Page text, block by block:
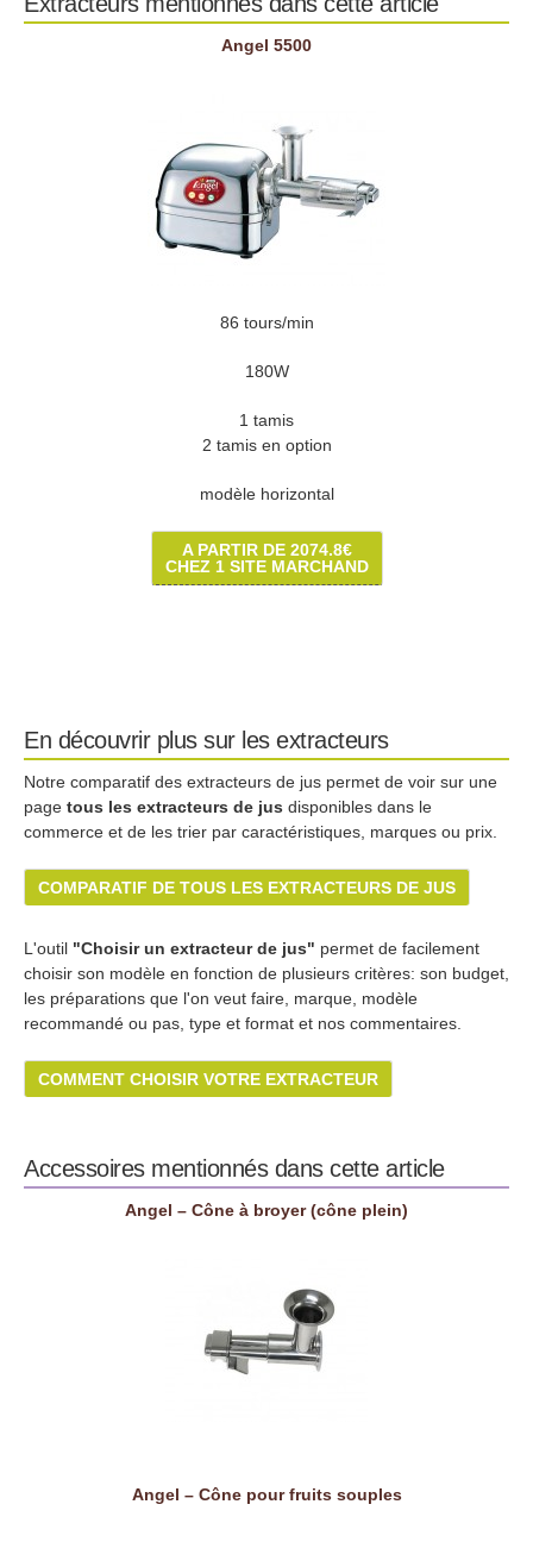
Angel 5500
86 tours/min
180W
1 tamis
2 tamis en option
modèle horizontal
A PARTIR DE 2074.8€
CHEZ 1 SITE MARCHAND
En découvrir plus sur les extracteurs
Notre comparatif des extracteurs de jus permet de voir sur une
page tous les extracteurs de jus disponibles dans le
commerce et de les trier par caractéristiques, marques ou prix.
COMPARATIF DE TOUS LES EXTRACTEURS DE JUS
L'outil "Choisir un extracteur de jus" permet de facilement
choisir son modèle en fonction de plusieurs critères: son budget,
les préparations que l'on veut faire, marque, modèle
recommandé ou pas, type et format et nos commentaires.
COMMENT CHOISIR VOTRE EXTRACTEUR
Accessoires mentionnés dans cette article
Angel – Cône à broyer (cône plein)
Angel – Cône pour fruits souples